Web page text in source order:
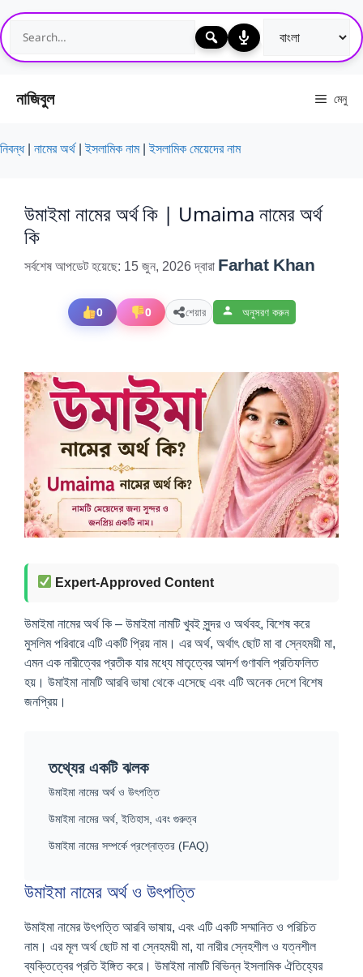
এড়িেয়
লেখায়
যান
নাজিবুল মেনু
নিবন্ধ| নামের অর্থ |ইসলামিক নাম|ইসলামিক মেয়েদের নাম
উমাইমা নামের অর্থ কি | Umaima নামের অর্থ
কি
সর্বশেষ আপডেট হয়েছে: 15 জুন, 2026দ্বারা Farhat Khan
0 0 শেয়ার অনুসরণ করুন
Expert-Approved Content
উমাইমা নামের অর্থ কি – উমাইমা নামটি খুবই সুন্দর ও অর্থবহ, বিশেষ করে
মুসলিম পরিবারে এটি একটি প্রিয় নাম। এর অর্থ, অর্থাৎ ছোট মা বা স্নেহময়ী মা,
এমন এক নারীত্বের প্রতীক যার মধ্যে মাতৃত্বের আদর্শ গুণাবলি প্রতিফলিত
হয়। উমাইমা নামটি আরবি ভাষা থেকে এসেছে এবং এটি অনেক দেশে বিশেষ
জনপ্রিয়।
তথ্যের একটি ঝলক
উমাইমা নামের অর্থ ও উৎপত্তি
উমাইমা নামের অর্থ, ইতিহাস, এবং গুরুত্ব
উমাইমা নামের সম্পর্কে প্রশ্নোত্তর (FAQ)
উমাইমা নামের অর্থ ও উৎপত্তি
উমাইমা নামের উৎপত্তি আরবি ভাষায়, এবং এটি একটি সম্মানিত ও পরিচিত
নাম। এর মূল অর্থ ছোট মা বা স্নেহময়ী মা, যা নারীর স্নেহশীল ও যত্নশীল
ব্যক্তিত্বের প্রতি ইঙ্গিত করে। উমাইমা নামটি বিভিন্ন ইসলামিক ঐতিহ্যের